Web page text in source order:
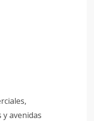
avenidas